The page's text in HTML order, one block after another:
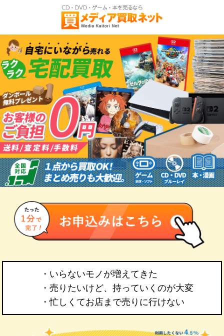
・いらないモノが増えてきた
・売りたいけど、持っていくのが大変
・忙しくてお店まで売りに行けない